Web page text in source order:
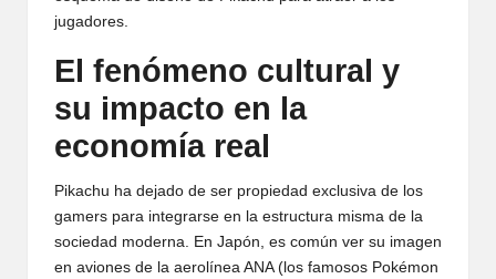
jugadores.
El fenómeno cultural y
su impacto en la
economía real
Pikachu ha dejado de ser propiedad exclusiva de los
gamers para integrarse en la estructura misma de la
sociedad moderna. En Japón, es común ver su imagen
en aviones de la aerolínea ANA (los famosos Pokémon